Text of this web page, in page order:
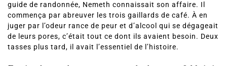
Ancien ranger de la forêt nationale de Shoshone devenu
guide de randonnée, Nemeth connaissait son affaire. Il
commença par abreuver les trois gaillards de café. À en
juger par l’odeur rance de peur et d’alcool qui se dégageait
de leurs pores, c’était tout ce dont ils avaient besoin. Deux